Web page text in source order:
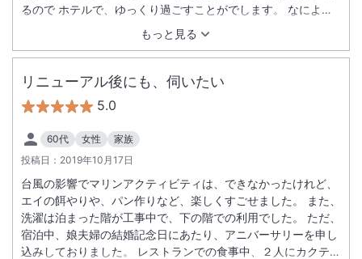
もっと見る
るので ホテルで、ゆっくり過ごすことがでします。 なにより
も、ホテルでイルカが飼育されておりイルカと触れ合えるのが
最高です（少々お高め・・・）。 また、利用したいと思わせる
ホテルです。 部屋のウォシュレットが壊れていたのが唯一のマ
イナスポイントです。
リニューアル後にも、伺いたい
5.0
60代 女性
家族
投稿日： 2019年10月17日
台風の影響でマリンアクティビティは、できなかったけれど、
エイの餌やりや、パン作りなど、楽しくすごせました。 また、
洗濯は泊まった階が工事中で、下の階での利用でした。 ただ、
宿泊中、娘夫婦の結婚記念日にあたり、アニバーサリーを申し
込みしておりました。 レストランでの食事中、２人にカクテル